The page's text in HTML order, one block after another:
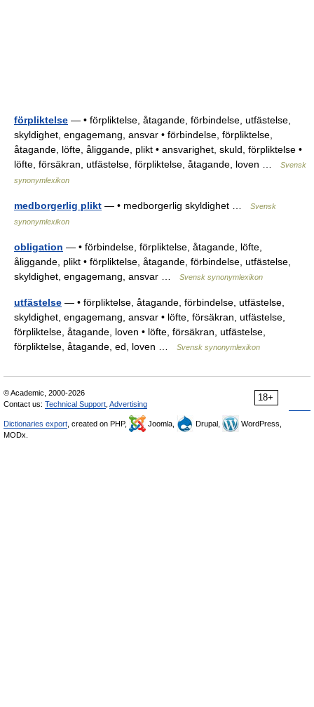
förpliktelse — • förpliktelse, åtagande, förbindelse, utfästelse,
skyldighet, engagemang, ansvar • förbindelse, förpliktelse,
åtagande, löfte, åliggande, plikt • ansvarighet, skuld, förpliktelse •
löfte, försäkran, utfästelse, förpliktelse, åtagande, loven …
Svensk
synonymlexikon
medborgerlig plikt — • medborgerlig skyldighet …
Svensk
synonymlexikon
obligation — • förbindelse, förpliktelse, åtagande, löfte,
åliggande, plikt • förpliktelse, åtagande, förbindelse, utfästelse,
skyldighet, engagemang, ansvar …
Svensk synonymlexikon
utfästelse — • förpliktelse, åtagande, förbindelse, utfästelse,
skyldighet, engagemang, ansvar • löfte, försäkran, utfästelse,
förpliktelse, åtagande, loven • löfte, försäkran, utfästelse,
förpliktelse, åtagande, ed, loven …
Svensk synonymlexikon
18+
© Academic, 2000-2026
Contact us: Technical Support Advertising
Dictionaries export , created on PHP, Joomla, Drupal,
WordPress,
MODx.